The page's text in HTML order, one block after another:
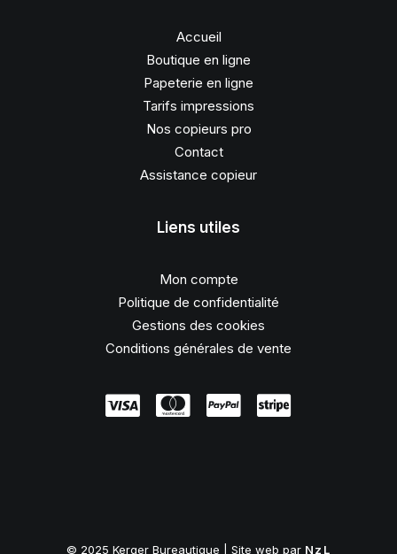
Accueil
Boutique en ligne
Papeterie en ligne
Tarifs impressions
Nos copieurs pro
Contact
Assistance copieur
Liens utiles
Mon compte
Politique de confidentialité
Gestions des cookies
Conditions générales de vente
© 2025 Kerger Bureautique | Site web par NzL